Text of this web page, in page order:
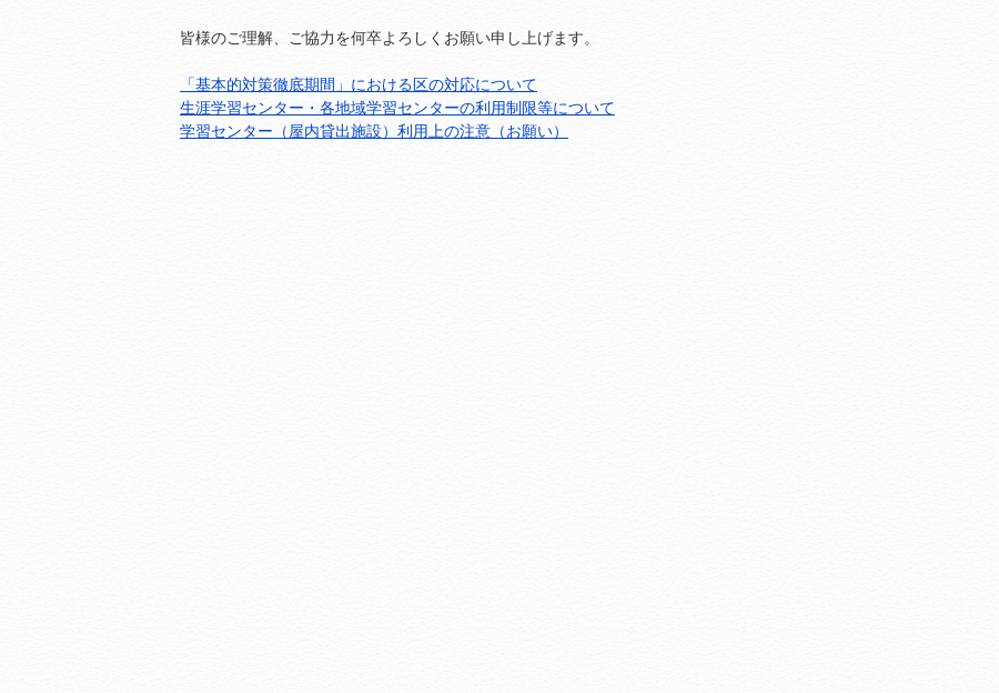
皆様のご理解、ご協力を何卒よろしくお願い申し上げます。
「基本的対策徹底期間」における区の対応について
生涯学習センター・各地域学習センターの利用制限等について
学習センター（屋内貸出施設）利用上の注意（お願い）